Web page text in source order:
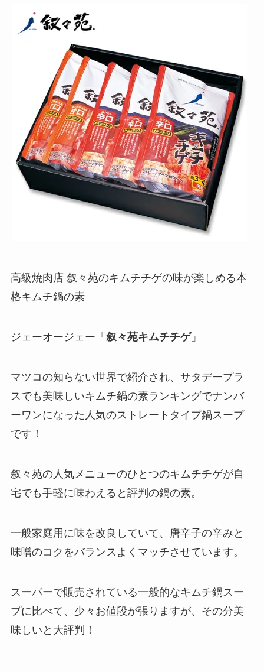
高級焼肉店 叙々苑のキムチチゲの味が楽しめる本
格キムチ鍋の素
ジェーオージェー「 叙々苑キムチチゲ」
マツコの知らない世界で紹介され、サタデープラ
スでも美味しいキムチ鍋の素ランキングでナンバ
ーワンになった人気のストレートタイプ鍋スープ
です！
叙々苑の人気メニューのひとつのキムチチゲが自
宅でも手軽に味わえると評判の鍋の素。
一般家庭用に味を改良していて、唐辛子の辛みと
味噌のコクをバランスよくマッチさせています。
スーパーで販売されている一般的なキムチ鍋スー
プに比べて、少々お値段が張りますが、その分美
味しいと大評判！